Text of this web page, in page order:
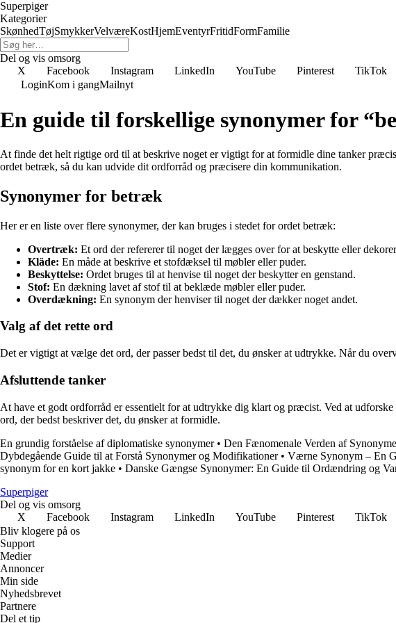
Superpiger
Kategorier
SkønhedTøjSmykkerVelværeKostHjemEventyrFritidFormFamilie
Del og vis omsorg
X
Facebook Instagram LinkedIn YouTube Pinterest TikTok
LoginKom i gangMailnyt
En guide til forskellige synonymer for
At finde det helt rigtige ord til at beskrive noget er vigtigt for at formidle dine tanker
ordet betræk, så du kan udvide dit ordforråd og præcisere din kommunikation.
Synonymer for betræk
Her er en liste over flere synonymer, der kan bruges i stedet for ordet betræk:
Overtræk: Et ord der refererer til noget der lægges over for at beskytte eller
Kläde: En måde at beskrive et stofdæksel til møbler eller puder.
Beskyttelse: Ordet bruges til at henvise til noget der beskytter en genstand.
Stof: En dækning lavet af stof til at beklæde møbler eller puder.
Overdækning: En synonym der henviser til noget der dækker noget andet.
Valg af det rette ord
Det er vigtigt at vælge det ord, der passer bedst til det, du ønsker at udtrykke. Når du
Afsluttende tanker
At have et godt ordforråd er essentielt for at udtrykke dig klart og præcist. Ved at
ord, der bedst beskriver det, du ønsker at formidle.
En grundig forståelse af diplomatiske synonymer• Den Fænomenale Verden af
Dybdegående Guide til at Forstå Synonymer og Modifikationer• Værne Synonym – En
synonym for en kort jakke • Danske Gængse Synonymer: En Guide til Ordændring og
Superpiger
Del og vis omsorg
X
Facebook Instagram LinkedIn YouTube Pinterest TikTok
Bliv klogere på os
Support
Medier
Annoncer
Min side
Nyhedsbrevet
Partnere
Del et tip